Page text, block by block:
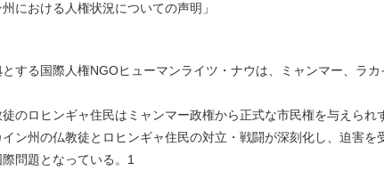
州における人権状況についての声明」
する国際人権NGOヒューマンライツ・ナウは、ミャンマー、ラ
徒のロヒンギャ住民はミャンマー政権から正式な市民権を与えら
イン州の仏教徒とロヒンギャ住民の対立・戦闘が深刻化し、迫害
際問題となっている。1